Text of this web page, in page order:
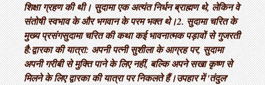
शिक्षा ग्रहण की थी। सुदामा एक अत्यंत निर्धन ब्राह्मण थे, लेकिन वे
संतोषी स्वभाव के और भगवान के परम भक्त थे। ​2. सुदामा चरित के
मुख्य प्रसंग ​सुदामा चरित की कथा कई भावनात्मक पड़ावों से गुजरती
है: ​द्वारका की यात्रा: अपनी पत्नी सुशीला के आग्रह पर, सुदामा
अपनी गरीबी से मुक्ति पाने के लिए नहीं, बल्कि अपने सखा कृष्ण से
मिलने के लिए द्वारका की यात्रा पर निकलते हैं। ​उपहार में 'तंदुल'